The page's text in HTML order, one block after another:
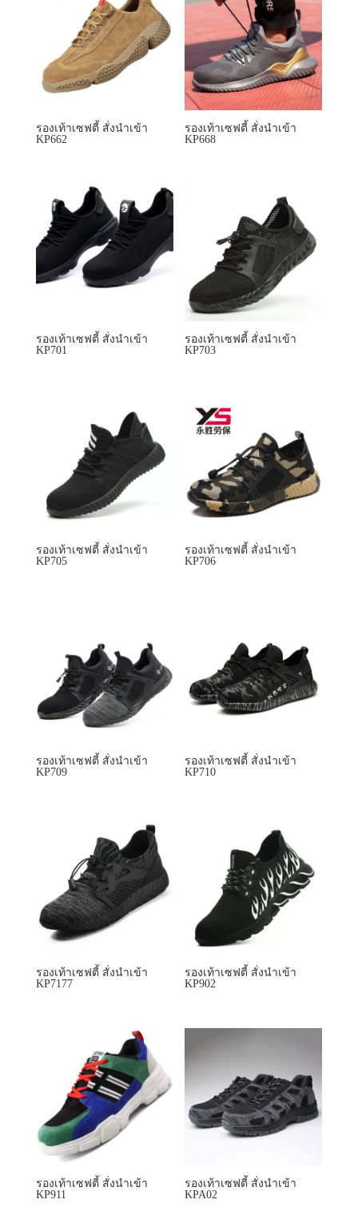
รองเท้าเซฟตี้ สั่งนำเข้า
KP662
รองเท้าเซฟตี้ สั่งนำเข้า
KP668
รองเท้าเซฟตี้ สั่งนำเข้า
KP701
รองเท้าเซฟตี้ สั่งนำเข้า
KP703
รองเท้าเซฟตี้ สั่งนำเข้า
KP705
รองเท้าเซฟตี้ สั่งนำเข้า
KP706
รองเท้าเซฟตี้ สั่งนำเข้า
KP709
รองเท้าเซฟตี้ สั่งนำเข้า
KP710
รองเท้าเซฟตี้ สั่งนำเข้า
KP7177
รองเท้าเซฟตี้ สั่งนำเข้า
KP902
รองเท้าเซฟตี้ สั่งนำเข้า
KP911
รองเท้าเซฟตี้ สั่งนำเข้า
KPA02